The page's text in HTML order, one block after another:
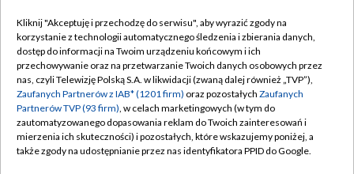
TVP
Abonament TVP
Emisja w TVP
Centrum informacji TVP
Naziemna Telewizja Cyfrowa
Regulamin TVP
Polityka prywatności
Moje zgody
Pomoc
Kliknij "Akceptuję i przechodzę do serwisu", aby wyrazić zgody na
korzystanie z technologii automatycznego śledzenia i zbierania danych,
dostęp do informacji na Twoim urządzeniu końcowym i ich
przechowywanie oraz na przetwarzanie Twoich danych osobowych przez
nas, czyli Telewizję Polską S.A. w likwidacji (zwaną dalej również „TVP”),
Zaufanych Partnerów z IAB* (1201 firm) oraz pozostałych Zaufanych
Partnerów TVP (93 firm), w celach marketingowych (w tym do
zautomatyzowanego dopasowania reklam do Twoich zainteresowań i
mierzenia ich skuteczności) i pozostałych, które wskazujemy poniżej, a
także zgody na udostępnianie przez nas identyfikatora PPID do Google.